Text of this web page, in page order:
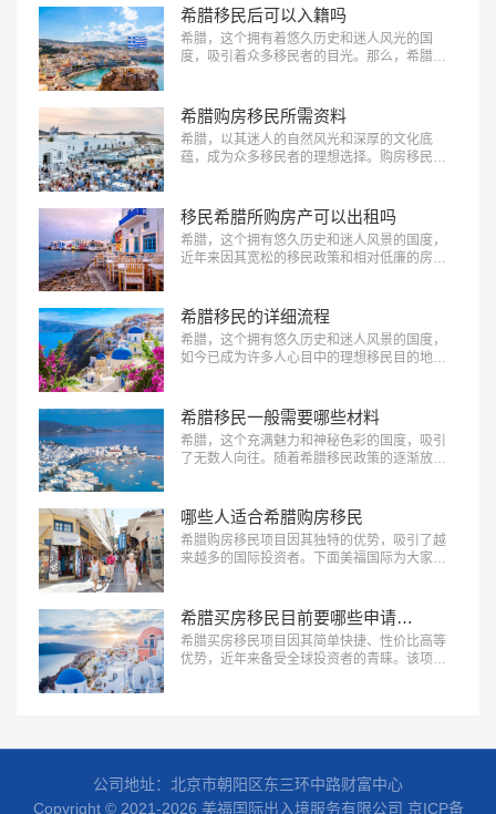
新生活至关重要。“希腊移民后的消费水平怎么
样？”这是每一位打算移民希腊或者已经迈出这
一步的人都极为关注的问题，下面美福国际为
大家简单汇总。…
希腊移民后可以入籍吗
希腊，这个拥有着悠久历史和迷人风光的国
度，吸引着众多移民者的目光。那么，希腊移
看都需要什么条件吧。…
希腊购房移民所需资料
希腊，以其迷人的自然风光和深厚的文化底
蕴，成为众多移民者的理想选择。购房移民政
面美福国际为大家详细解析，助您顺利启程。
…
移民希腊所购房产可以出租吗
希腊，这个拥有悠久历史和迷人风景的国度，
近年来因其宽松的移民政策和相对低廉的房
房产获得居留权。那么，移民希腊所购房产可
以出租吗？下面美福国际为大家详细解析这一
问题。…
希腊移民的详细流程
希腊，这个拥有悠久历史和迷人风景的国度，
如今已成为许多人心目中的理想移民目的地。
流程，帮助您更好地了解并顺利实现希腊移民
的目标。…
希腊移民一般需要哪些材料
希腊，这个充满魅力和神秘色彩的国度，吸引
了无数人向往。随着希腊移民政策的逐渐放
至关重要。下面美福国际为大家盘点汇总希腊
移民一般需要哪些材料，为您的移民之路提供
有力支持。…
哪些人适合希腊购房移民
希腊购房移民项目因其独特的优势，吸引了越
来越多的国际投资者。下面美福国际为大家汇
希腊买房移民目前要哪些申请条件
希腊买房移民项目因其简单快捷、性价比高等
优势，近年来备受全球投资者的青睐。该项目
的人士做好充分的准备。…
公司地址：北京市朝阳区东三环中路财富中心
Copyright © 2021-2026 美福国际出入境服务有限公司 京ICP备